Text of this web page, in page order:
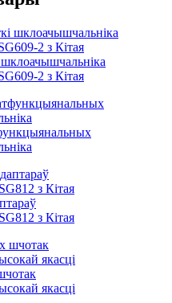
2 з Кітая
з Кітая
якасці